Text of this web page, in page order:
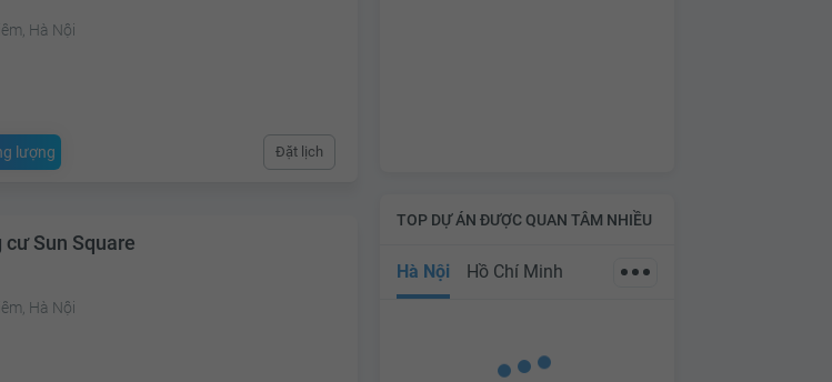
Hà Nội
lượng Đặt lịch
Sun Square
Hà Nội
TOP DỰ ÁN ĐƯỢC QUAN TÂM NHIỀU
Hà Nội Hồ Chí Minh